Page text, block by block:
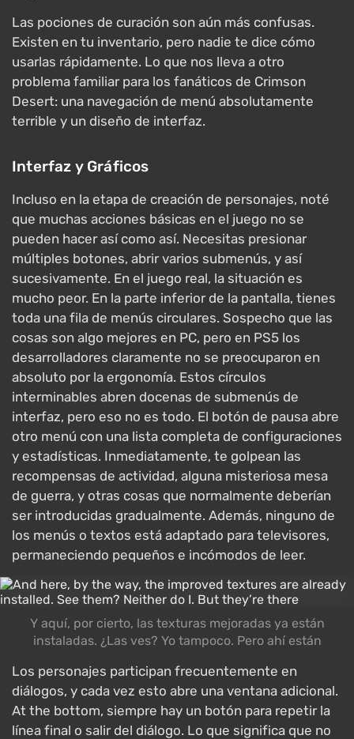
Las pociones de curación son aún más confusas.
Existen en tu inventario, pero nadie te dice cómo
usarlas rápidamente. Lo que nos lleva a otro
problema familiar para los fanáticos de Crimson
Desert: una navegación de menú absolutamente
terrible y un diseño de interfaz.
Interfaz y Gráficos
Incluso en la etapa de creación de personajes, noté
que muchas acciones básicas en el juego no se
pueden hacer así como así. Necesitas presionar
múltiples botones, abrir varios submenús, y así
sucesivamente. En el juego real, la situación es
mucho peor. En la parte inferior de la pantalla, tienes
toda una fila de menús circulares. Sospecho que las
cosas son algo mejores en PC, pero en PS5 los
desarrolladores claramente no se preocuparon en
absoluto por la ergonomía. Estos círculos
interminables abren docenas de submenús de
interfaz, pero eso no es todo. El botón de pausa abre
otro menú con una lista completa de configuraciones
y estadísticas. Inmediatamente, te golpean las
recompensas de actividad, alguna misteriosa mesa
de guerra, y otras cosas que normalmente deberían
ser introducidas gradualmente. Además, ninguno de
los menús o textos está adaptado para televisores,
permaneciendo pequeños e incómodos de leer.
Y aquí, por cierto, las texturas mejoradas ya están
instaladas. ¿Las ves? Yo tampoco. Pero ahí están
Los personajes participan frecuentemente en
diálogos, y cada vez esto abre una ventana adicional.
At the bottom, siempre hay un botón para repetir la
línea final o salir del diálogo. Lo que significa que no